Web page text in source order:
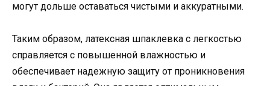
могут дольше оставаться чистыми и аккуратными.
Таким образом, латексная шпаклевка с легкостью
справляется с повышенной влажностью и
обеспечивает надежную защиту от проникновения